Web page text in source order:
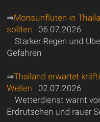
⇒Monsunfluten in
sollten 06.07.2026
Starker Regen und
Gefahren
⇒Thailand erwartet
Wellen 02.07.2026
Wetterdienst warnt
Erdrutschen und rauer